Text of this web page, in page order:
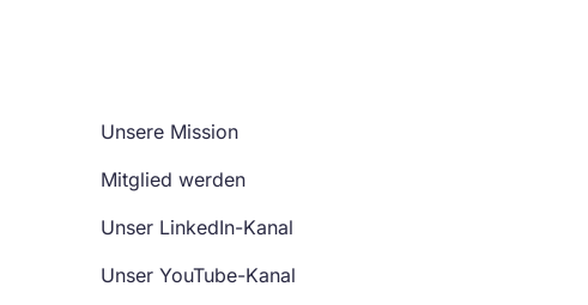
Unsere Mission
Mitglied werden
Unser LinkedIn-Kanal
Unser YouTube-Kanal